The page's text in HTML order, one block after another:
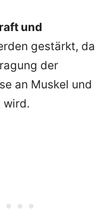
und
gestärkt, da
der
an Muskel und
wird.